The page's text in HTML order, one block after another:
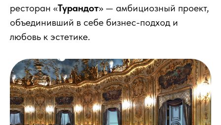
ресторан «Турандот» — амбициозный проект,
объединивший в себе бизнес-подход и
любовь к эстетике.